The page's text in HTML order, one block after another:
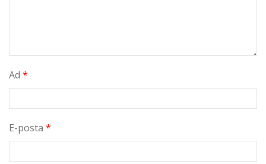
Ad *
E-posta *